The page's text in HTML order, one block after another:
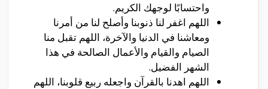
واحتسابًا لوجهك الكريم.
اللهم اغفر لنا ذنوبنا وأصلح لنا من أمرنا
ومعاشنا في الدنيا والآخرة، اللهم تقبل منا
الصيام والقيام والأعمال الصالحة في هذا
الشهر الفضيل.
اللهم اهدنا بالقرآن واجعله ربيع قلوبنا، اللهم